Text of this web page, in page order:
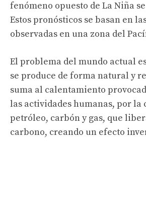
fenómeno opuesto de La Niña
Estos pronósticos se basan en
observadas en una zona del
El problema del mundo actual
se produce de forma natural y
suma al calentamiento
las actividades humanas, por la
petróleo, carbón y gas, que
carbono, creando un efecto